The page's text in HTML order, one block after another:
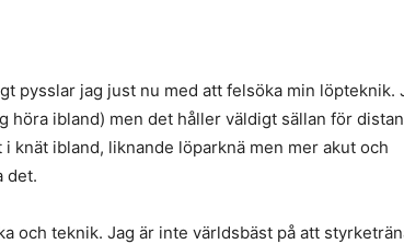
pysslar jag just nu med att felsöka min löpteknik.
höra ibland) men det håller väldigt sällan för
knät ibland, liknande löparknä men mer akut och
det.
och teknik. Jag är inte världsbäst på att